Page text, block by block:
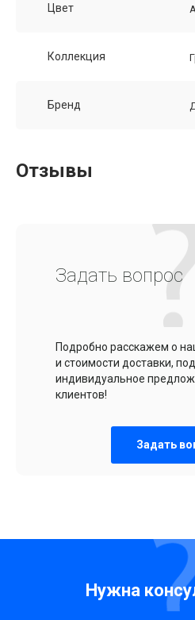
Цвет
Коллекция
Бренд
Отзывы
Задать вопрос
Подробно расскажем о
и стоимости доставки,
индивидуальное
клиентов!
Задать
Нужна